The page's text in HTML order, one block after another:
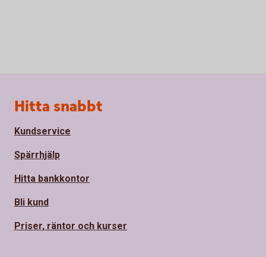
Sidfot
Hitta snabbt
Kundservice
Spärrhjälp
Hitta bankkontor
Bli kund
Priser, räntor och kurser